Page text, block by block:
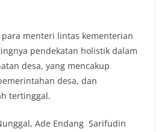
menteri lintas kementerian
pendekatan holistik dalam
desa, yang mencakup
desa, dan
tertinggal.
Ade Endang Sarifudin